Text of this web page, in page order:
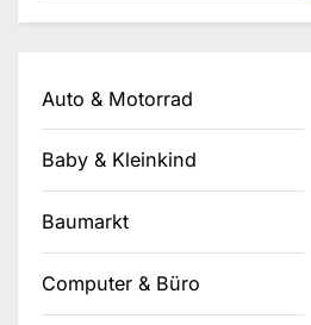
Auto & Motorrad
Baby & Kleinkind
Baumarkt
Computer & Büro